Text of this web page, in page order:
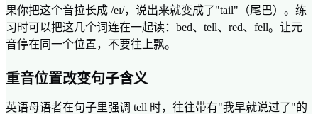
果你把这个音拉长成 /eɪ/，说出来就变成了"tail"（尾巴）。练
习时可以把这几个词连在一起读：bed、tell、red、fell。让元
音停在同一个位置，不要往上飘。
重音位置改变句子含义
英语母语者在句子里强调 tell 时，往往带有"我早就说过了"的